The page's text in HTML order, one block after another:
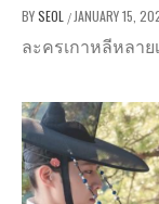
BYSEOL / JANUARY 15,
ละครเกาหลีหลา